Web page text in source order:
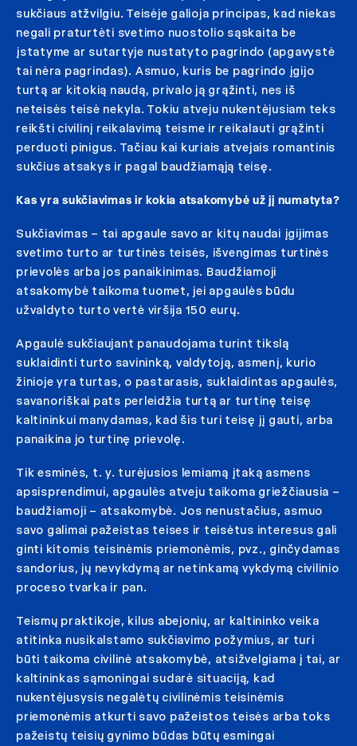
sukčiaus atžvilgiu. Teisėje galioja principas, kad niekas
negali praturtėti svetimo nuostolio sąskaita be
įstatyme ar sutartyje nustatyto pagrindo (apgavystė
tai nėra pagrindas). Asmuo, kuris be pagrindo įgijo
turtą ar kitokią naudą, privalo ją grąžinti, nes iš
neteisės teisė nekyla. Tokiu atveju nukentėjusiam teks
reikšti civilinį reikalavimą teisme ir reikalauti grąžinti
perduoti pinigus. Tačiau kai kuriais atvejais romantinis
sukčius atsakys ir pagal baudžiamąją teisę.
Kas yra sukčiavimas ir kokia atsakomybė už jį numatyta?
Sukčiavimas – tai apgaule savo ar kitų naudai įgijimas
svetimo turto ar turtinės teisės, išvengimas turtinės
prievolės arba jos panaikinimas. Baudžiamoji
atsakomybė taikoma tuomet, jei apgaulės būdu
užvaldyto turto vertė viršija 150 eurų.
Apgaulė sukčiaujant panaudojama turint tikslą
suklaidinti turto savininką, valdytoją, asmenį, kurio
žinioje yra turtas, o pastarasis, suklaidintas apgaulės,
savanoriškai pats perleidžia turtą ar turtinę teisę
kaltininkui manydamas, kad šis turi teisę jį gauti, arba
panaikina jo turtinę prievolę.
Tik esminės, t. y. turėjusios lemiamą įtaką asmens
apsisprendimui, apgaulės atveju taikoma griežčiausia –
baudžiamoji – atsakomybė. Jos nenustačius, asmuo
savo galimai pažeistas teises ir teisėtus interesus gali
ginti kitomis teisinėmis priemonėmis, pvz., ginčydamas
sandorius, jų nevykdymą ar netinkamą vykdymą civilinio
proceso tvarka ir pan.
Teismų praktikoje, kilus abejonių, ar kaltininko veika
atitinka nusikalstamo sukčiavimo požymius, ar turi
būti taikoma civilinė atsakomybė, atsižvelgiama į tai, ar
kaltininkas sąmoningai sudarė situaciją, kad
nukentėjusysis negalėtų civilinėmis teisinėmis
priemonėmis atkurti savo pažeistos teisės arba toks
pažeistų teisių gynimo būdas būtų esmingai